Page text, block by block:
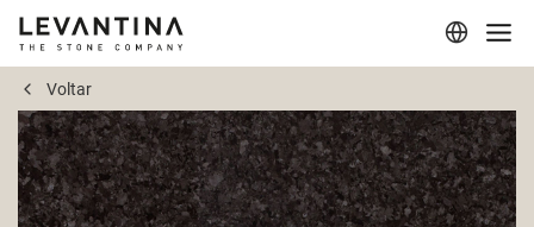
Corporativo
Materiais
Projetos
Voltar